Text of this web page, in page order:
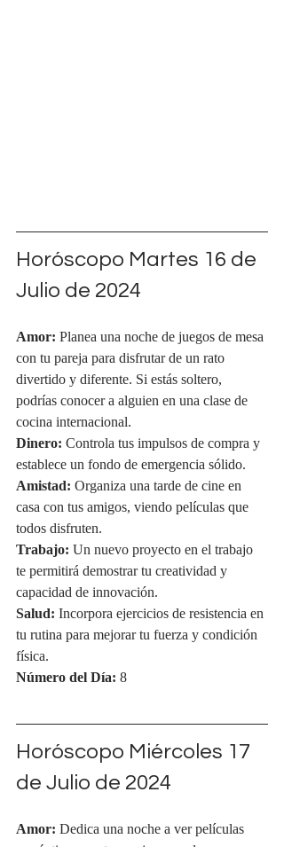
Horóscopo Martes 16 de
Julio de 2024
Amor: Planea una noche de juegos de mesa
con tu pareja para disfrutar de un rato
divertido y diferente. Si estás soltero,
podrías conocer a alguien en una clase de
cocina internacional.
Dinero: Controla tus impulsos de compra y
establece un fondo de emergencia sólido.
Amistad: Organiza una tarde de cine en
casa con tus amigos, viendo películas que
todos disfruten.
Trabajo: Un nuevo proyecto en el trabajo
te permitirá demostrar tu creatividad y
capacidad de innovación.
Salud: Incorpora ejercicios de resistencia en
tu rutina para mejorar tu fuerza y condición
física.
Número del Día: 8
Horóscopo Miércoles 17
de Julio de 2024
Amor: Dedica una noche a ver películas